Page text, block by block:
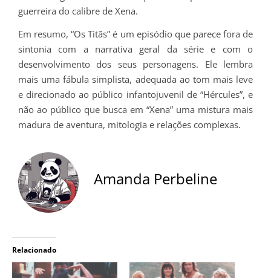
guerreira do calibre de Xena.
Em resumo, “Os Titãs” é um episódio que parece fora de
sintonia com a narrativa geral da série e com o
desenvolvimento dos seus personagens. Ele lembra
mais uma fábula simplista, adequada ao tom mais leve
e direcionado ao público infantojuvenil de “Hércules”, e
não ao público que busca em “Xena” uma mistura mais
madura de aventura, mitologia e relações complexas.
Amanda Perbeline
Relacionado